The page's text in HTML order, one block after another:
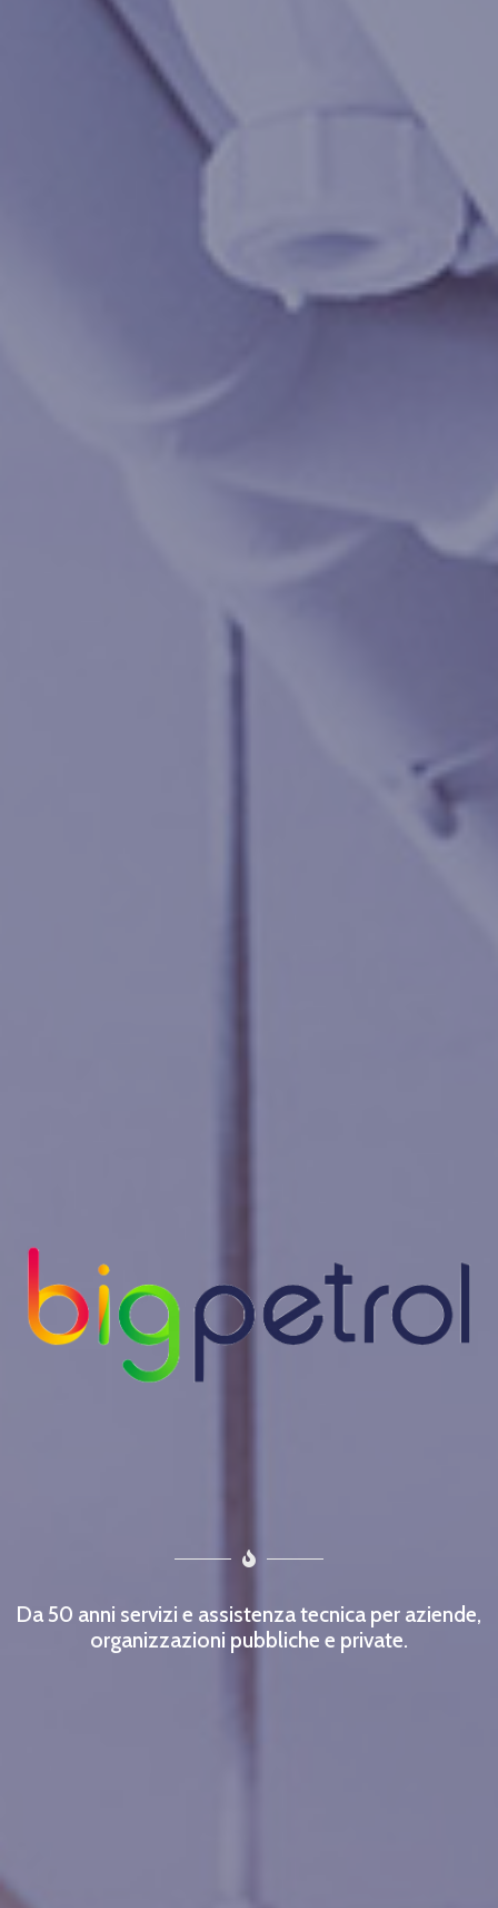
Da 50 anni servizi e assistenza tecnica per aziende,
organizzazioni pubbliche e private.